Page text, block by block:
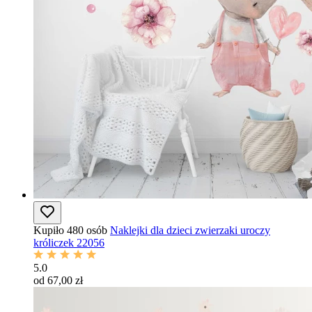
Kupiło 480 osób Naklejki dla dzieci zwierzaki uroczy
króliczek 22056
5.0
od 67,00 zł